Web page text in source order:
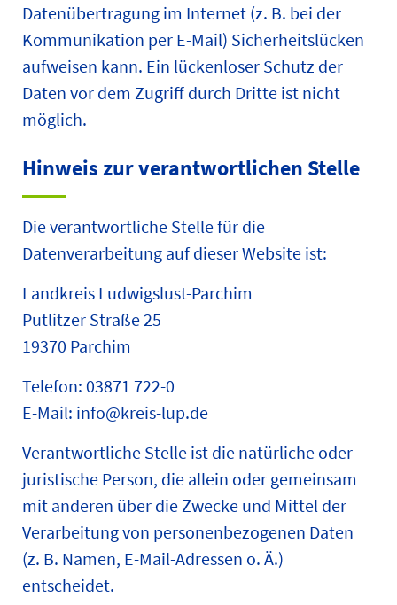
Datenübertragung im Internet (z. B. bei der
Kommunikation per E-Mail) Sicherheitslücken
aufweisen kann. Ein lückenloser Schutz der
Daten vor dem Zugriff durch Dritte ist nicht
möglich.
Hinweis zur verantwortlichen Stelle
Die verantwortliche Stelle für die
Datenverarbeitung auf dieser Website ist:
Landkreis Ludwigslust-Parchim
Putlitzer Straße 25
19370 Parchim
Telefon: 03871 722-0
E-Mail: info@kreis-lup.de
Verantwortliche Stelle ist die natürliche oder
juristische Person, die allein oder gemeinsam
mit anderen über die Zwecke und Mittel der
Verarbeitung von personenbezogenen Daten
(z. B. Namen, E-Mail-Adressen o. Ä.)
entscheidet.